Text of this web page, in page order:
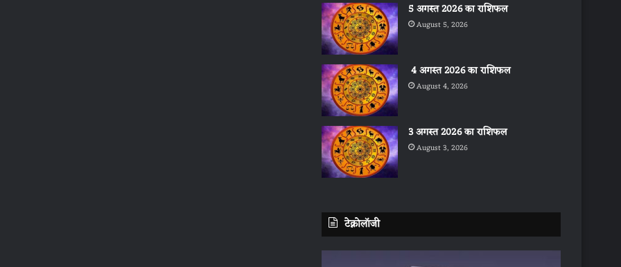
5 अगस्त 2026 का राशिफल
August 5, 2026
4 अगस्त 2026 का राशिफल
August 4, 2026
3 अगस्त 2026 का राशिफल
August 3, 2026
टेक्नोलॉजी